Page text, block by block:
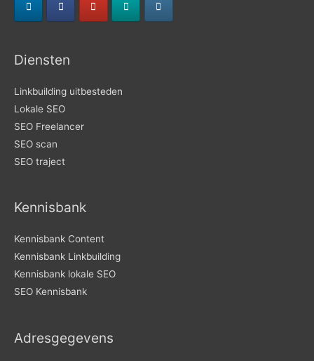
Diensten
Linkbuilding uitbesteden
Lokale SEO
SEO Freelancer
SEO scan
SEO traject
Kennisbank
Kennisbank Content
Kennisbank Linkbuilding
Kennisbank lokale SEO
SEO Kennisbank
Adresgegevens